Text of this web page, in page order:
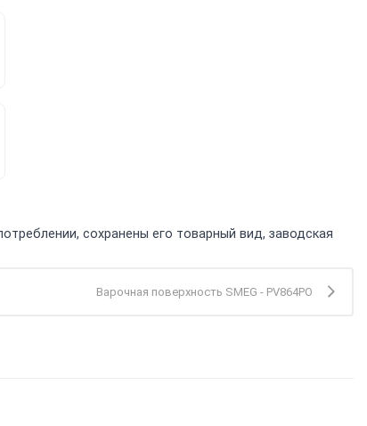
сохранены его товарный вид, заводская
Варочная поверхность SMEG - PV864PO